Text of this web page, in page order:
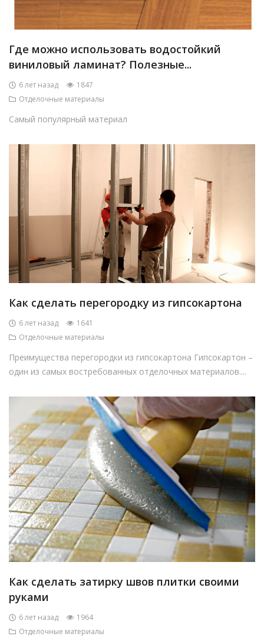
Где можно использовать водостойкий
виниловый ламинат? Полезные...
6 лет назад
1847
Отделочные материалы
Самый популярный материал
Как сделать перегородку из гипсокартона
6 лет назад
1641
Отделочные материалы
Преимущества перегородки из гипсокартона Гипсокартон –
один из самых востребованных отделочных материалов....
Как сделать затирку швов плитки своими
руками
6 лет назад
1964
Отделочные материалы